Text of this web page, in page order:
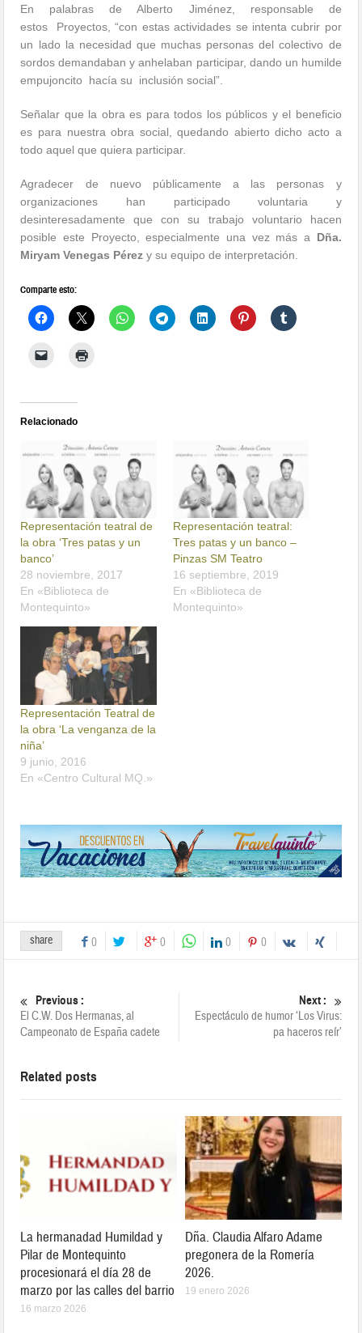
En palabras de Alberto Jiménez, responsable de
estos Proyectos, “con estas actividades se intenta cubrir por
un lado la necesidad que muchas personas del colectivo de
sordos demandaban y anhelaban participar, dando un humilde
empujoncito hacía su inclusión social”.
Señalar que la obra es para todos los públicos y el beneficio
es para nuestra obra social, quedando abierto dicho acto a
todo aquel que quiera participar.
Agradecer de nuevo públicamente a las personas y
organizaciones han participado voluntaria y
desinteresadamente que con su trabajo voluntario hacen
posible este Proyecto, especialmente una vez más a Dña.
Miryam Venegas Pérez y su equipo de interpretación.
Comparte esto:
Relacionado
Representación teatral de
la obra ‘Tres patas y un
banco’
28 noviembre, 2017
En «Biblioteca de
Montequinto»
Representación teatral:
Tres patas y un banco –
Pinzas SM Teatro
16 septiembre, 2019
En «Biblioteca de
Montequinto»
Representación Teatral de
la obra ‘La venganza de la
niña’
9 junio, 2016
En «Centro Cultural MQ.»
share 0 0 0 0
Previous :
El C.W. Dos Hermanas, al
Campeonato de España cadete
Next :
Espectáculo de humor ‘Los Virus:
pa haceros reír’
Related posts
La hermanadad Humildad y
Pilar de Montequinto
procesionará el día 28 de
marzo por las calles del barrio
16 marzo 2026
Dña. Claudia Alfaro Adame
pregonera de la Romería
2026.
19 enero 2026